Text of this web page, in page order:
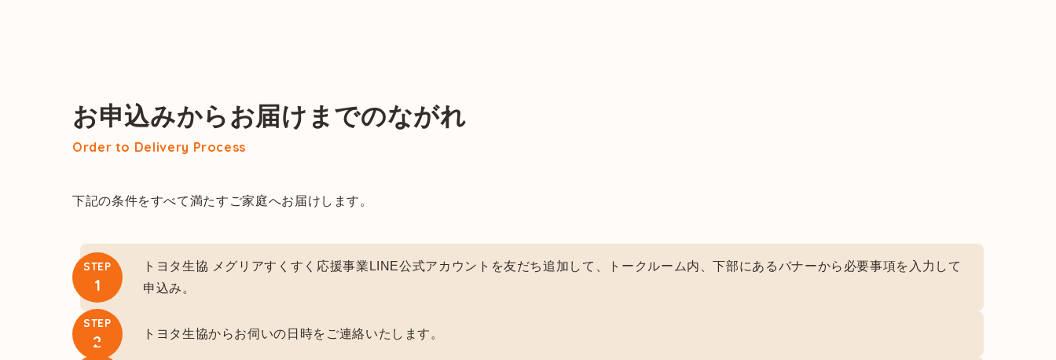
お申込みからお届けまでのながれ
Order to Delivery Process
下記の条件をすべて満たすご家庭へお届けします。
STEP
1
トヨタ生協 メグリアすくすく応援事業LINE公式アカウントを友だち追加して、トークルーム内、下部にあるバナーから必要事項を入力して
申込み。
STEP
2 トヨタ生協からお伺いの日時をご連絡いたします。